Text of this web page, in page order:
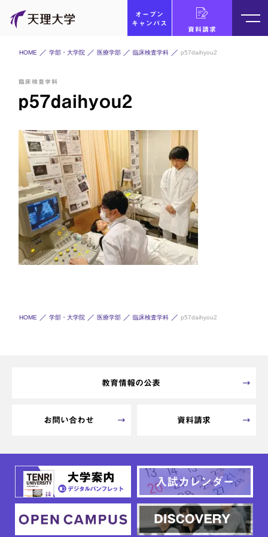
オープン
キャンパス
資料請求
HOME 学部・大学院 医療学部 臨床検査学科 p57daihyou2
臨床検査学科
p57daihyou2
HOME 学部・大学院 医療学部 臨床検査学科 p57daihyou2
教育情報の公表
お問い合わせ 資料請求